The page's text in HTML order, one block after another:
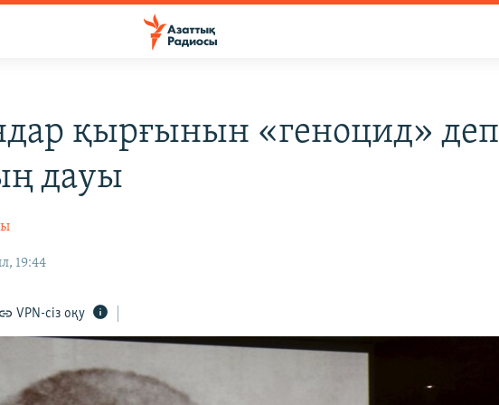
қырғынын «геноцид» деп
дауы
19:44
VPN-сіз оқу